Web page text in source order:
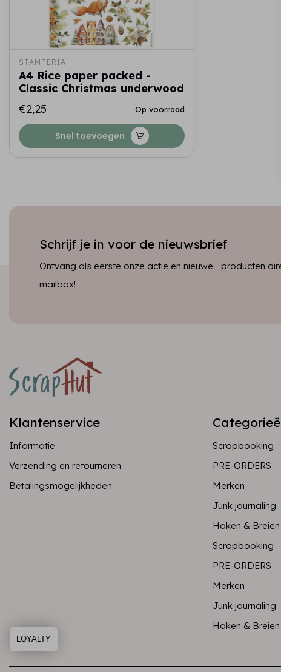
STAMPERIA
A4 Rice paper packed -
Classic Christmas underwood
€2,25
Op voorraad
Snel toevoegen
Schrijf je in voor de nieuwsbrief
Ontvang als eerste onze actie en nieuwe producten
mailbox!
Klantenservice
Informatie
Verzending en retourneren
Betalingsmogelijkheden
Scrapbooking
PRE-ORDERS
Merken
Junk journaling
Haken & Breien
Scrapbooking
PRE-ORDERS
Merken
Junk journaling
Haken & Breien
LOYALTY